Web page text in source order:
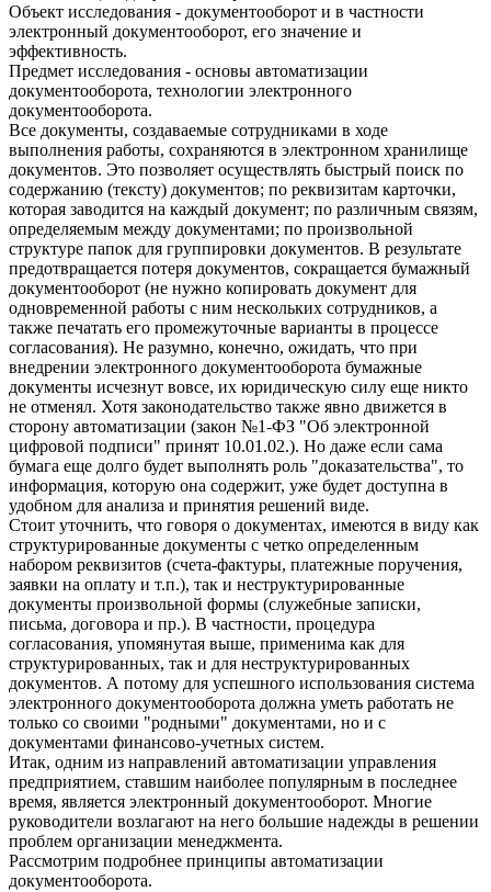
Объект исследования - документооборот и в частности
электронный документооборот, его значение и
эффективность.
Предмет исследования - основы автоматизации
документооборота, технологии электронного
документооборота.
Все документы, создаваемые сотрудниками в ходе
выполнения работы, сохраняются в электронном хранилище
документов. Это позволяет осуществлять быстрый поиск по
содержанию (тексту) документов; по реквизитам карточки,
которая заводится на каждый документ; по различным связям,
определяемым между документами; по произвольной
структуре папок для группировки документов. В результате
предотвращается потеря документов, сокращается бумажный
документооборот (не нужно копировать документ для
одновременной работы с ним нескольких сотрудников, а
также печатать его промежуточные варианты в процессе
согласования). Не разумно, конечно, ожидать, что при
внедрении электронного документооборота бумажные
документы исчезнут вовсе, их юридическую силу еще никто
не отменял. Хотя законодательство также явно движется в
сторону автоматизации (закон №1-ФЗ "Об электронной
цифровой подписи" принят 10.01.02.). Но даже если сама
бумага еще долго будет выполнять роль "доказательства", то
информация, которую она содержит, уже будет доступна в
удобном для анализа и принятия решений виде.
Стоит уточнить, что говоря о документах, имеются в виду как
структурированные документы с четко определенным
набором реквизитов (счета-фактуры, платежные поручения,
заявки на оплату и т.п.), так и неструктурированные
документы произвольной формы (служебные записки,
письма, договора и пр.). В частности, процедура
согласования, упомянутая выше, применима как для
структурированных, так и для неструктурированных
документов. А потому для успешного использования система
электронного документооборота должна уметь работать не
только со своими "родными" документами, но и с
документами финансово-учетных систем.
Итак, одним из направлений автоматизации управления
предприятием, ставшим наиболее популярным в последнее
время, является электронный документооборот. Многие
руководители возлагают на него большие надежды в решении
проблем организации менеджмента.
Рассмотрим подробнее принципы автоматизации
документооборота.